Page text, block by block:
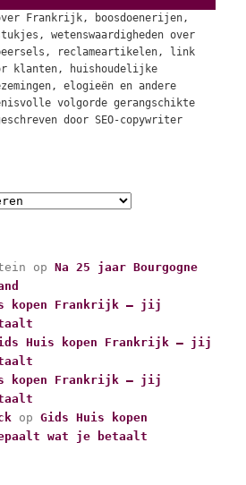
Frankrijk, boosdoenerijen,
wetenswaardigheden over
reclameartikelen, link
klanten, huishoudelijke
elogieën en andere
volgorde gerangschikte
door SEO-copywriter
opNa 25 jaar Bourgogne
kopen Frankrijk – jij
Huis kopen Frankrijk – jij
kopen Frankrijk – jij
opGids Huis kopen
wat je betaalt